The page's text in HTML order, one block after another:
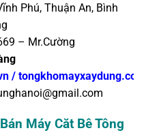
Phú, Thuận An, Bình
– Mr.Cường
/
Máy Căt Bê Tông